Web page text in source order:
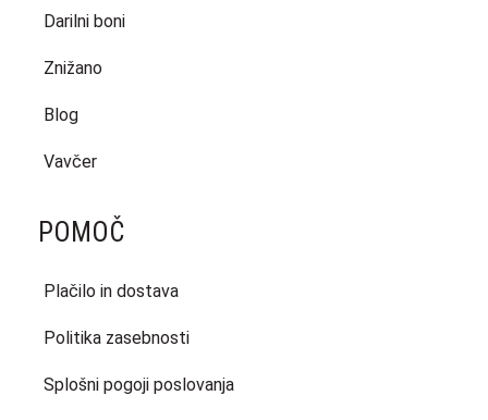
Darilni boni
Znižano
Blog
Vavčer
POMOČ
Plačilo in dostava
Politika zasebnosti
Splošni pogoji poslovanja